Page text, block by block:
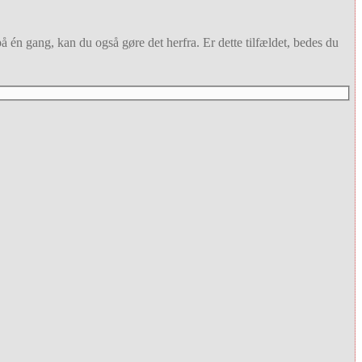
gang, kan du også gøre det herfra. Er dette tilfældet, bedes du